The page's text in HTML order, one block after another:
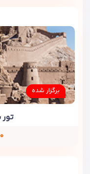
برگزار شده